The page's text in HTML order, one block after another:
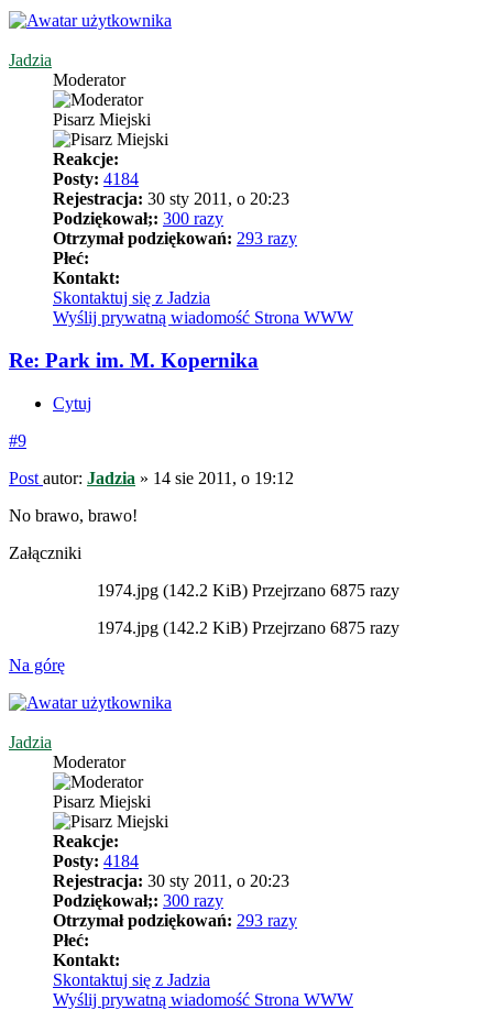
Jadzia
Moderator
Pisarz Miejski
Reakcje:
Posty: 4184
Rejestracja: 30 sty 2011, o 20:23
Podziękował;: 300 razy
Otrzymał podziękowań: 293 razy
Płeć:
Kontakt:
Skontaktuj się z Jadzia
Wyślij prywatną wiadomość Strona WWW
Re: Park im. M. Kopernika
Cytuj
#9
Post autor: Jadzia » 14 sie 2011, o 19:12
No brawo, brawo!
Załączniki
1974.jpg (142.2 KiB) Przejrzano 6875 razy
1974.jpg (142.2 KiB) Przejrzano 6875 razy
Na górę
Jadzia
Moderator
Pisarz Miejski
Reakcje:
Posty: 4184
Rejestracja: 30 sty 2011, o 20:23
Podziękował;: 300 razy
Otrzymał podziękowań: 293 razy
Płeć:
Kontakt:
Skontaktuj się z Jadzia
Wyślij prywatną wiadomość Strona WWW